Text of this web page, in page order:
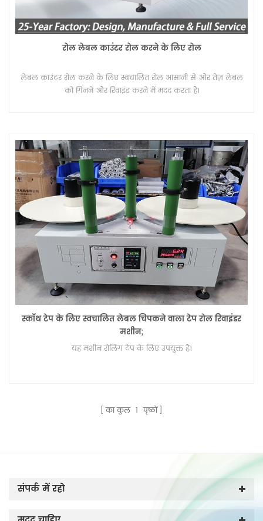
रोल लेबल काउंटर रोल करने के लिए रोल
लेबल काउंटर रोल करने के लिए स्वचालित रोल आसानी से और तेज़ लेबल
को गिनने और रिवाइंड करने में मदद करता है।
स्कॉथ टेप के लिए स्वचालित लेबल चिपकने वाला टेप रोल रिवाइंडर
मशीन;
यह मशीन रोलिंग टेप के लिए उपयुक्त है।
का कुल 1 पृष्ठों
संपर्क में रहो